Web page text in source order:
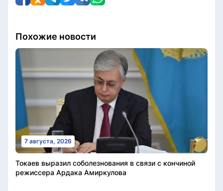
Похожие новости
7 августа, 2026
Токаев выразил соболезнования в связи с кончиной
режиссера Ардака Амиркулова